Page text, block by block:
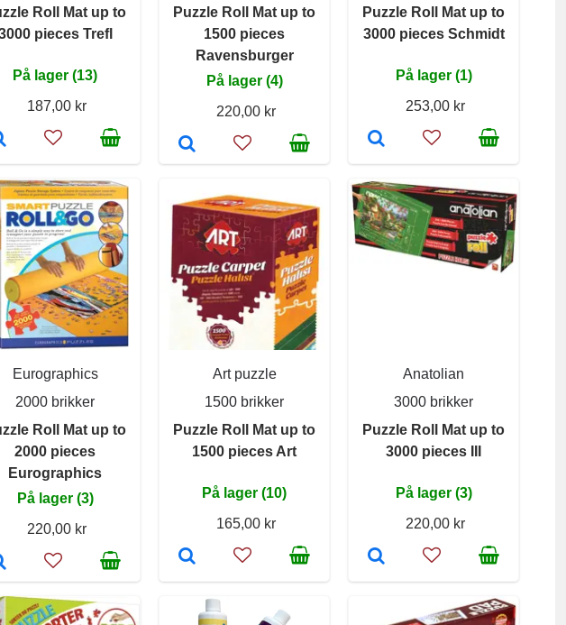
Roll Mat up to
pieces Trefl
På lager (13)
187,00 kr
Puzzle Roll Mat up to
1500 pieces
Ravensburger
På lager (4)
220,00 kr
Puzzle Roll Mat up to
3000 pieces Schmidt
På lager (1)
253,00 kr
Eurographics
2000 brikker
Roll Mat up to
2000 pieces
Eurographics
På lager (3)
220,00 kr
Art puzzle
1500 brikker
Puzzle Roll Mat up to
1500 pieces Art
På lager (10)
165,00 kr
Anatolian
3000 brikker
Puzzle Roll Mat up to
3000 pieces III
På lager (3)
220,00 kr